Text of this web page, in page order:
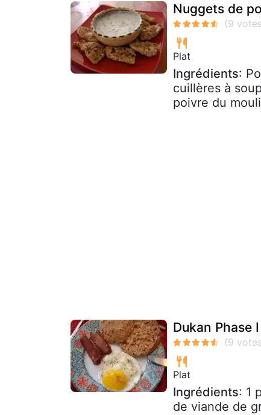
Nuggets de
Plat
Ingrédients:
cuillères à
poivre du
Dukan Phase
Plat
Ingrédients: 1
de viande de